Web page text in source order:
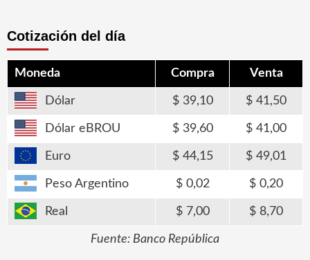
Cotización del día
Moneda Compra Venta
Dólar 39,10 41,50
Dólar eBROU 39,60 41,00
Euro 44,15 49,01
Peso Argentino 0,02 0,20
Real 7,00 8,70
Fuente: Banco República